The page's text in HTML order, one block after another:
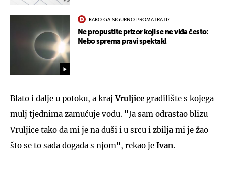
KAKO GA SIGURNO PROMATRATI?
Ne propustite prizor koji se ne viđa često:
Nebo sprema pravi spektakl
Blato i dalje u potoku, a krajVruljice gradilište s kojega
mulj tjednima zamućuje vodu. "Ja sam odrastao blizu
Vruljice tako da mi je na duši i u srcu i zbilja mi je žao
što se to sada događa s njom", rekao je Ivan.